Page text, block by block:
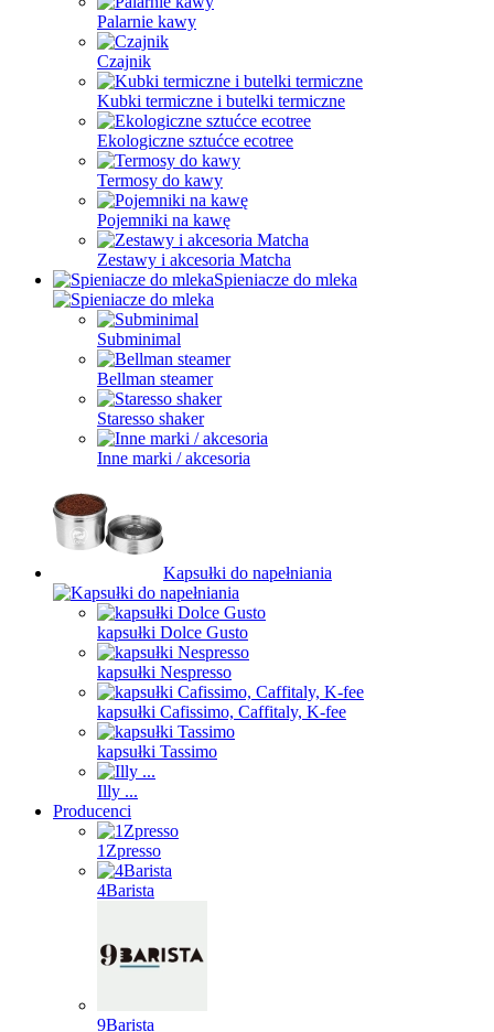
Palarnie kawy
Czajnik
Kubki termiczne i butelki termiczne
Ekologiczne sztućce ecotree
Termosy do kawy
Pojemniki na kawę
Zestawy i akcesoria Matcha
Spieniacze do mleka
Subminimal
Bellman steamer
Staresso shaker
Inne marki / akcesoria
Kapsułki do napełniania
kapsułki Dolce Gusto
kapsułki Nespresso
kapsułki Cafissimo, Caffitaly, K-fee
kapsułki Tassimo
Illy ...
Producenci
1Zpresso
4Barista
9Barista